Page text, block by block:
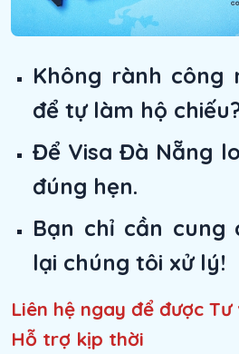
Không rành công
để tự làm hộ
Để Visa Đà Nẵng
đúng hẹn.
Bạn chỉ cần cung
lại chúng tôi xử lý!
Liên hệ ngay để được
Hỗ trợ kịp thời